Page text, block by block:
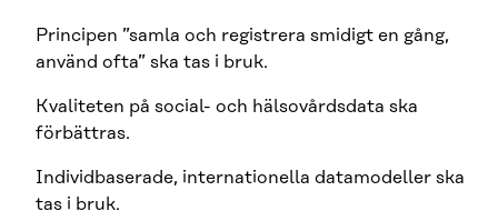
Principen ”samla och registrera smidigt en gång,
använd ofta” ska tas i bruk.
Kvaliteten på social- och hälsovårdsdata ska
förbättras.
Individbaserade, internationella datamodeller ska
tas i bruk.